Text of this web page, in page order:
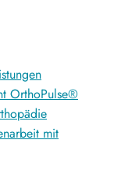
OrthoPulse®
mit